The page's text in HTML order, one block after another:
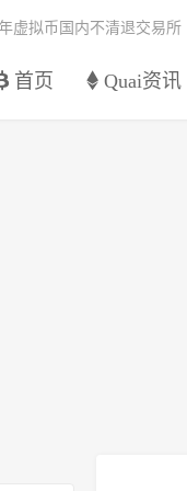
首页 Quai资讯
虚拟币国内不清退交易所